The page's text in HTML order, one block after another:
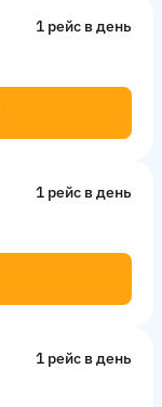
1 рейс в день
1 рейс в день
1 рейс в день